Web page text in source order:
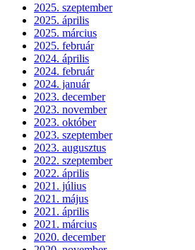
2025. szeptember
2025. április
2025. március
2025. február
2024. április
2024. február
2024. január
2023. december
2023. november
2023. október
2023. szeptember
2023. augusztus
2022. szeptember
2022. április
2021. július
2021. május
2021. április
2021. március
2020. december